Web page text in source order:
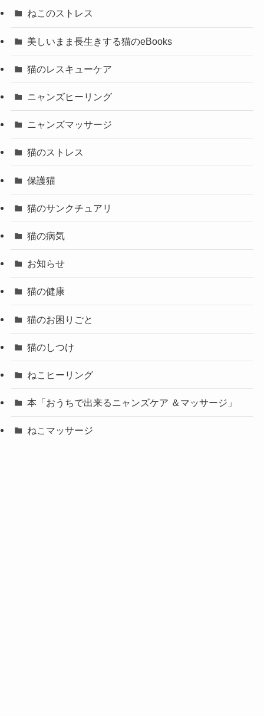
ねこのストレス
美しいまま長生きする猫のeBooks
猫のレスキューケア
ニャンズヒーリング
ニャンズマッサージ
猫のストレス
保護猫
猫のサンクチュアリ
猫の病気
お知らせ
猫の健康
猫のお困りごと
猫のしつけ
ねこヒーリング
本「おうちで出来るニャンズケア ＆マッサージ」
ねこマッサージ